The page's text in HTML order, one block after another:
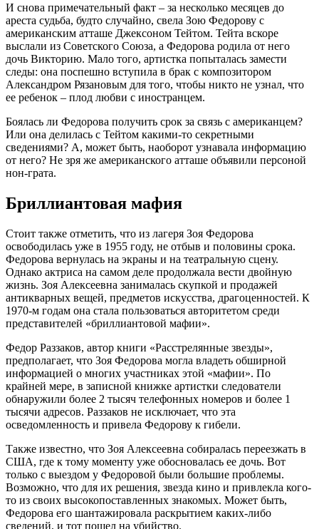
И снова примечательный факт – за несколько месяцев до
ареста судьба, будто случайно, свела Зою Федорову с
американским атташе Джексоном Тейтом. Тейта вскоре
выслали из Советского Союза, а Федорова родила от него
дочь Викторию. Мало того, артистка попыталась замести
следы: она поспешно вступила в брак с композитором
Александром Рязановым для того, чтобы никто не узнал, что
ее ребенок – плод любви с иностранцем.
Боялась ли Федорова получить срок за связь с американцем?
Или она делилась с Тейтом какими-то секретными
сведениями? А, может быть, наоборот узнавала информацию
от него? Не зря же американского атташе объявили персоной
нон-грата.
Бриллиантовая мафия
Стоит также отметить, что из лагеря Зоя Федорова
освободилась уже в 1955 году, не отбыв и половины срока.
Федорова вернулась на экраны и на театральную сцену.
Однако актриса на самом деле продолжала вести двойную
жизнь. Зоя Алексеевна занималась скупкой и продажей
антикварных вещей, предметов искусства, драгоценностей. К
1970-м годам она стала пользоваться авторитетом среди
представителей «бриллиантовой мафии».
Федор Раззаков, автор книги «Расстрелянные звезды»,
предполагает, что Зоя Федорова могла владеть обширной
информацией о многих участниках этой «мафии». По
крайней мере, в записной книжке артистки следователи
обнаружили более 2 тысяч телефонных номеров и более 1
тысячи адресов. Раззаков не исключает, что эта
осведомленность и привела Федорову к гибели.
Также известно, что Зоя Алексеевна собиралась переезжать в
США, где к тому моменту уже обосновалась ее дочь. Вот
только с выездом у Федоровой были большие проблемы.
Возможно, что для их решения, звезда кино и привлекла кого-
то из своих высокопоставленных знакомых. Может быть,
Федорова его шантажировала раскрытием каких-либо
сведений, и тот пошел на убийство.